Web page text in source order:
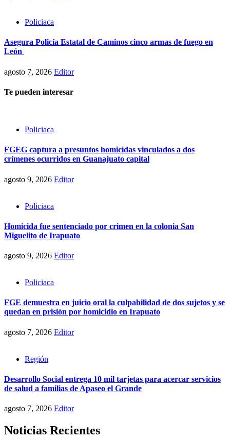
Policiaca
Asegura Policía Estatal de Caminos cinco armas de fuego en
León
agosto 7, 2026 Editor
Te pueden interesar
Policiaca
FGEG captura a presuntos homicidas vinculados a dos
crímenes ocurridos en Guanajuato capital
agosto 9, 2026 Editor
Policiaca
Homicida fue sentenciado por crimen en la colonia San
Miguelito de Irapuato
agosto 9, 2026 Editor
Policiaca
FGE demuestra en juicio oral la culpabilidad de dos sujetos y se
quedan en prisión por homicidio en Irapuato
agosto 7, 2026 Editor
Región
Desarrollo Social entrega 10 mil tarjetas para acercar servicios
de salud a familias de Apaseo el Grande
agosto 7, 2026 Editor
Noticias Recientes